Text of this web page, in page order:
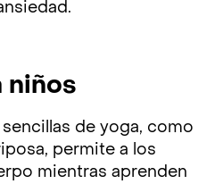
niños
de yoga, como
permite a los
mientras aprenden